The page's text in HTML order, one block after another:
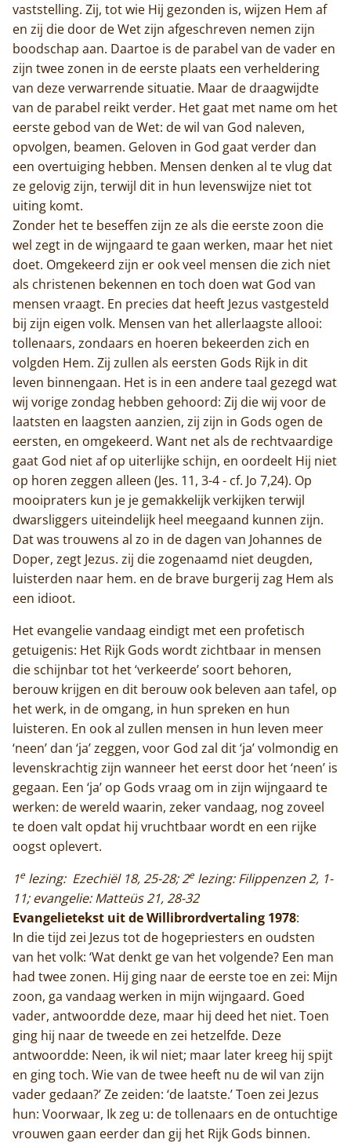
Monnik worden
Contact
vaststelling. Zij, tot wie Hij gezonden is, wijzen Hem af
en zij die door de Wet zijn afgeschreven nemen zijn
boodschap aan. Daartoe is de parabel van de vader en
zijn twee zonen in de eerste plaats een verheldering
van deze verwarrende situatie. Maar de draagwijdte
van de parabel reikt verder. Het gaat met name om het
eerste gebod van de Wet: de wil van God naleven,
opvolgen, beamen. Geloven in God gaat verder dan
een overtuiging hebben. Mensen denken al te vlug dat
ze gelovig zijn, terwijl dit in hun levenswijze niet tot
uiting komt.
Zonder het te beseffen zijn ze als die eerste zoon die
wel zegt in de wijngaard te gaan werken, maar het niet
doet. Omgekeerd zijn er ook veel mensen die zich niet
als christenen bekennen en toch doen wat God van
mensen vraagt. En precies dat heeft Jezus vastgesteld
bij zijn eigen volk. Mensen van het allerlaagste allooi:
tollenaars, zondaars en hoeren bekeerden zich en
volgden Hem. Zij zullen als eersten Gods Rijk in dit
leven binnengaan. Het is in een andere taal gezegd wat
wij vorige zondag hebben gehoord: Zij die wij voor de
laatsten en laagsten aanzien, zij zijn in Gods ogen de
eersten, en omgekeerd. Want net als de rechtvaardige
gaat God niet af op uiterlijke schijn, en oordeelt Hij niet
op horen zeggen alleen (Jes. 11, 3-4 - cf. Jo 7,24). Op
mooipraters kun je je gemakkelijk verkijken terwijl
dwarsliggers uiteindelijk heel meegaand kunnen zijn.
Dat was trouwens al zo in de dagen van Johannes de
Doper, zegt Jezus. zij die zogenaamd niet deugden,
luisterden naar hem. en de brave burgerij zag Hem als
een idioot.
Het evangelie vandaag eindigt met een profetisch
getuigenis: Het Rijk Gods wordt zichtbaar in mensen
die schijnbar tot het ‘verkeerde’ soort behoren,
berouw krijgen en dit berouw ook beleven aan tafel, op
het werk, in de omgang, in hun spreken en hun
luisteren. En ook al zullen mensen in hun leven meer
‘neen’ dan ‘ja’ zeggen, voor God zal dit ‘ja’ volmondig en
levenskrachtig zijn wanneer het eerst door het ‘neen’ is
gegaan. Een ‘ja’ op Gods vraag om in zijn wijngaard te
werken: de wereld waarin, zeker vandaag, nog zoveel
te doen valt opdat hij vruchtbaar wordt en een rijke
oogst oplevert.
1elezing: Ezechiël 18, 25-28; 2elezing: Filippenzen 2, 1-
11; evangelie: Matteüs 21, 28-32
Evangelietekst uit de Willibrordvertaling 1978:
In die tijd zei Jezus tot de hogepriesters en oudsten
van het volk: ‘Wat denkt ge van het volgende? Een man
had twee zonen. Hij ging naar de eerste toe en zei: Mijn
zoon, ga vandaag werken in mijn wijngaard. Goed
vader, antwoordde deze, maar hij deed het niet. Toen
ging hij naar de tweede en zei hetzelfde. Deze
antwoordde: Neen, ik wil niet; maar later kreeg hij spijt
en ging toch. Wie van de twee heeft nu de wil van zijn
vader gedaan?’ Ze zeiden: ‘de laatste.’ Toen zei Jezus
hun: Voorwaar, Ik zeg u: de tollenaars en de ontuchtige
vrouwen gaan eerder dan gij het Rijk Gods binnen.